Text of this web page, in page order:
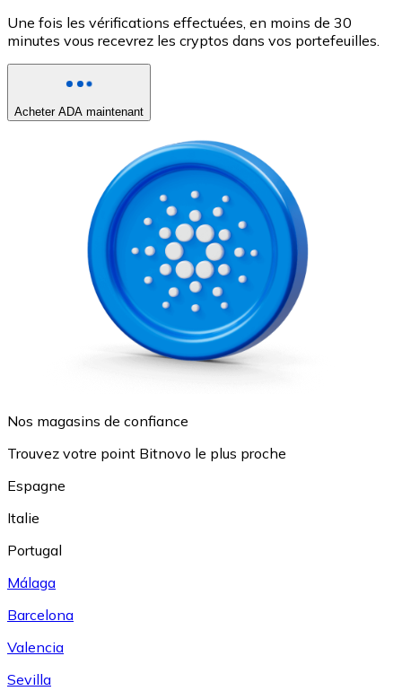
Une fois les vérifications effectuées, en moins de 30
minutes vous recevrez les cryptos dans vos portefeuilles.
Acheter ADA maintenant
Nos magasins de confiance
Trouvez votre point Bitnovo le plus proche
Espagne
Italie
Portugal
Málaga
Barcelona
Valencia
Sevilla